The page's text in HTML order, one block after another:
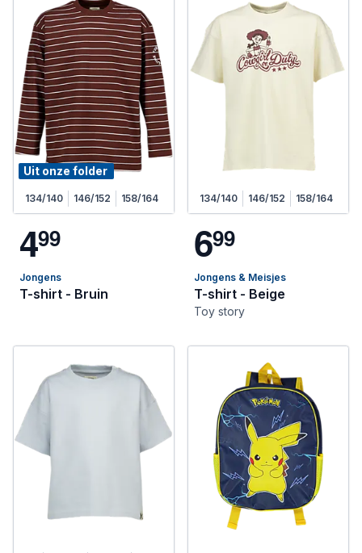
Uit onze folder
134/140 146/152 158/164
499
Jongens
T-shirt - Bruin
134/140 146/152 158/164
699
Jongens & Meisjes
T-shirt - Beige
Toy story